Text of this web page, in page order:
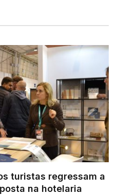
turistas regressam a
na hotelaria